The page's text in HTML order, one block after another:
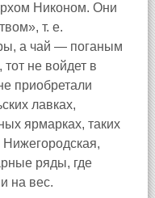
Никоном. Они
т. е.
а чай — поганым
тот не войдет в
приобретали
лавках,
ярмарках, таких
Нижегородская,
ряды, где
на вес.